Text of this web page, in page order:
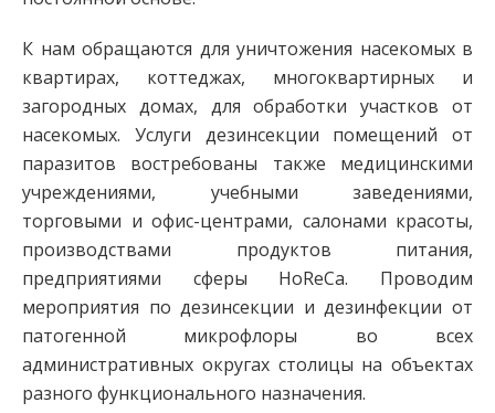
К нам обращаются для уничтожения насекомых в
квартирах, коттеджах, многоквартирных и
загородных домах, для обработки участков от
насекомых. Услуги дезинсекции помещений от
паразитов востребованы также медицинскими
учреждениями, учебными заведениями,
торговыми и офис-центрами, салонами красоты,
производствами продуктов питания,
предприятиями сферы HoReCa. Проводим
мероприятия по дезинсекции и дезинфекции от
патогенной микрофлоры во всех
административных округах столицы на объектах
разного функционального назначения.